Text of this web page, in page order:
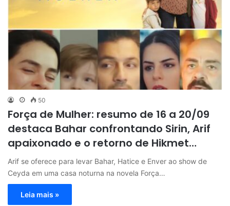
50
Força de Mulher: resumo de 16 a 20/09
destaca Bahar confrontando Sirin, Arif
apaixonado e o retorno de Hikmet…
Arif se oferece para levar Bahar, Hatice e Enver ao show de
Ceyda em uma casa noturna na novela Força…
Leia mais »